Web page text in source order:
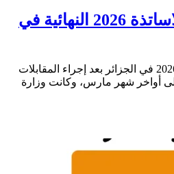
نتائج مسابقة الاساتذة 2026 النهائية في
نتائج مسابقة الأساتذة 2026 في الجزائر بعد إجراء المقابلات
أواخر شهر مارس، وكانت وزارة